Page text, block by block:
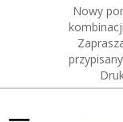
Nowy